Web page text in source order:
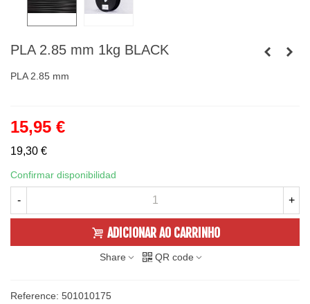
PLA 2.85 mm 1kg BLACK
PLA 2.85 mm
15,95 €
19,30 €
Confirmar disponibilidad
- +
ADICIONAR AO CARRINHO
Share QR code
Reference: 501010175